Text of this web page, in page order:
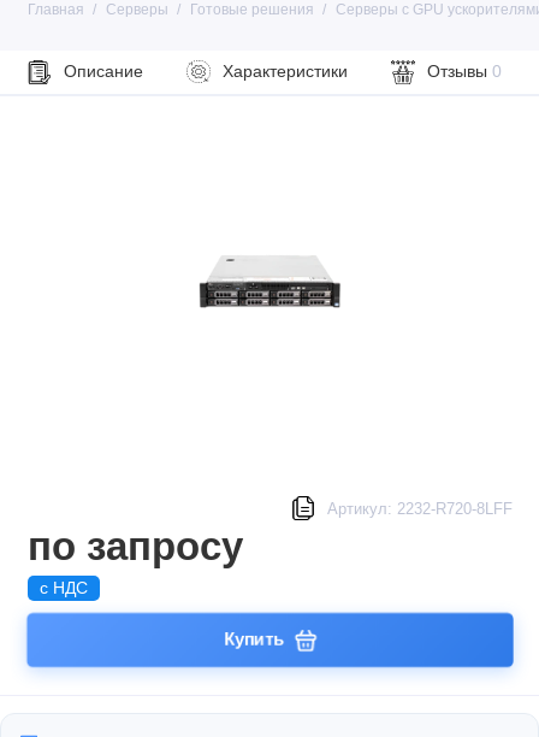
Главная Серверы Готовые решения Серверы с GPU
Описание Характеристики Отзывы 0
Артикул: 2232-R720-8LFF
по запросу
с НДС
Купить